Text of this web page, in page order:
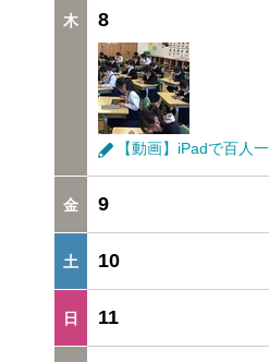
8
【動画】iPadで百人
9
10
11